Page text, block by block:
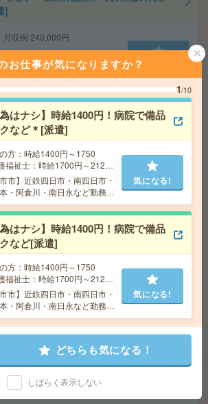
]
収例 240,000円
車7分、阿倉川駅車5分（敷地内
気になる!
電話なし！長期！総合病院で軽作業！
、亀山駅車15分 ※亀山駅から
気になる!
】未経験OK！データ入力＋軽作業[派
内に無料駐車場あり）
気になる!
業なし月25.2万】データ入力＆チェッ
ポート[派遣]
お仕事が気になりますか？
1/10
為はナシ】時給1400円！病院で備品
など＊[派遣]
方：時給1400円～1750
福祉士：時給1700円～2125
者以上：時給1500円～1875
市市】近鉄四日市・南四日市・
・阿倉川・南日永など勤務地
気になる!
為はナシ】時給1400円！病院で備品
など[派遣]
方：時給1400円～1750
福祉士：時給1700円～2125
者以上：時給1500円～1875
市市】近鉄四日市・南四日市・
・阿倉川・南日永など勤務地
気になる!
どちらも気になる！
しばらく表示しない